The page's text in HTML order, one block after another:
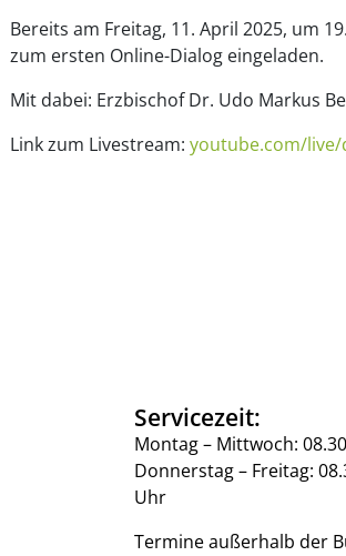
Bereits am Freitag, 11. April 2025, um
zum ersten Online-Dialog eingeladen.
Mit dabei: Erzbischof Dr. Udo Markus
Link zum Livestream: youtube.com/live/
Servicezeit:
Montag – Mittwoch:
Donnerstag – Freitag:
Uhr
Termine außerhalb der